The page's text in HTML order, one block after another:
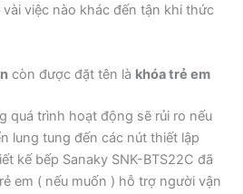
việc nào khác đến tận khi thức
còn được đặt tên là khóa trẻ em
quá trình hoạt động sẽ rủi ro nếu
lung tung đến các nút thiết lập
kế bếp Sanaky SNK-BTS22C đã
em ( nếu muốn ) hỗ trợ người vận